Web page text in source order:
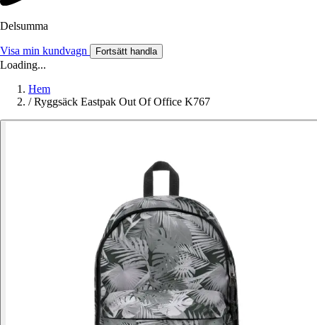
Delsumma
Visa min kundvagn Fortsätt handla
Loading...
Hem
/ Ryggsäck Eastpak Out Of Office K767